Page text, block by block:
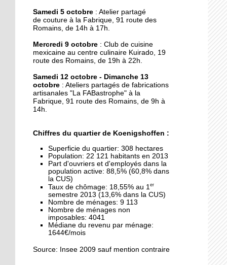
27 septembre 2019
J'ai testé pour vous la
danse Kpop
27 septembre 2019
Une maison mitoyenne
détruite par un incendie
26 septembre 2019
Hohberg ce vendredi
26 septembre 2019
La fête de rentrée de la
Montagne-Verte signe
son retour
25 septembre 2019
Le CSC Camille Claus
embauche des CDD pour
Samedi 5 octobre : Atelier partagé
de couture à la Fabrique, 91 route des
Romains, de 14h à 17h.
Mercredi 9 octobre : Club de cuisine
mexicaine au centre culinaire Kuirado, 19
route des Romains, de 19h à 22h.
Samedi 12 octobre - Dimanche 13
octobre : Ateliers partagés de fabrications
artisanales "La FABastrophe" à la
Fabrique, 91 route des Romains, de 9h à
14h.
Chiffres du quartier de Koenigshoffen :
Superficie du quartier: 308 hectares
Population: 22 121 habitants en 2013
Part d'ouvriers et d'employés dans la
population active: 88,5% (60,8% dans
la CUS)
Taux de chômage: 18,55% au 1 er
semestre 2013 (13,6% dans la CUS)
Nombre de ménages: 9 113
Nombre de ménages non
imposables: 4041
Médiane du revenu par ménage:
1644€/mois
Source: Insee 2009 sauf mention contraire